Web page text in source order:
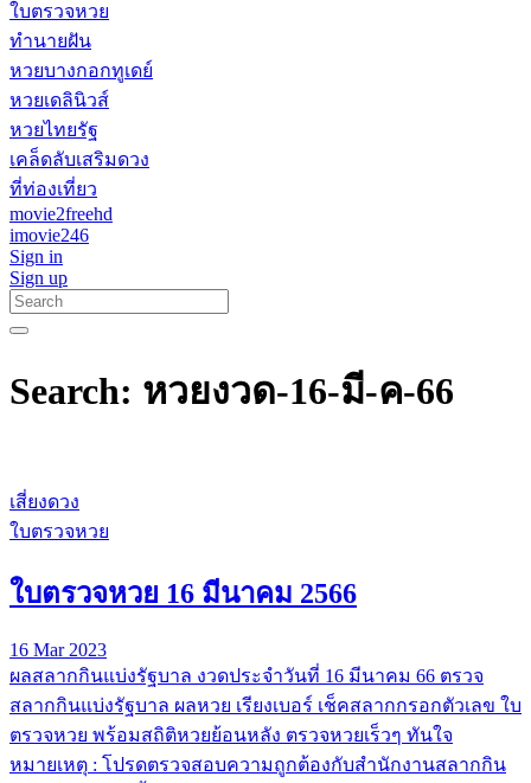
ใบตรวจหวย
ทำนายฝัน
หวยบางกอกทูเดย์
หวยเดลินิวส์
หวยไทยรัฐ
เคล็ดลับเสริมดวง
ที่ท่องเที่ยว
movie2freehd
imovie246
Sign in
Sign up
Search: หวยงวด-16-มี-ค-66
เสี่ยงดวง
ใบตรวจหวย
ใบตรวจหวย 16 มีนาคม 2566
16 Mar 2023
ผลสลากกินแบ่งรัฐบาล งวดประจำวันที่ 16 มีนาคม 66 ตรวจ
สลากกินแบ่งรัฐบาล ผลหวย เรียงเบอร์ เช็คสลากกรอกตัวเลข ใบ
ตรวจหวย พร้อมสถิติหวยย้อนหลัง ตรวจหวยเร็วๆ ทันใจ
หมายเหตุ : โปรดตรวจสอบความถูกต้องกับสำนักงานสลากกิน